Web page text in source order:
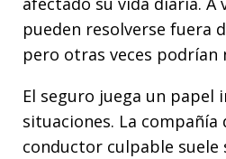
pueden resolverse fuera
pero otras veces podrían
El seguro juega un papel
situaciones. La compañía
conductor culpable suele